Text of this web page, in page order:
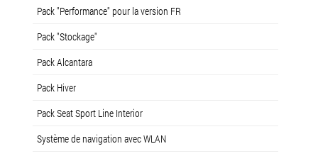
Pack "Performance" pour la version FR
Pack "Stockage"
Pack Alcantara
Pack Hiver
Pack Seat Sport Line Interior
Système de navigation avec WLAN